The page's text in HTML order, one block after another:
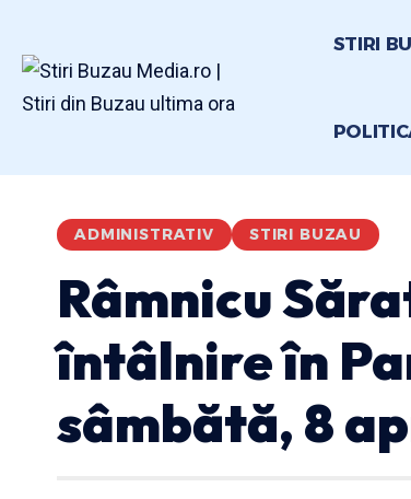
STIRI
ADMINISTRATIV STIRI BUZAU
Râmnicu
întâlnire în
sâmbătă, 8